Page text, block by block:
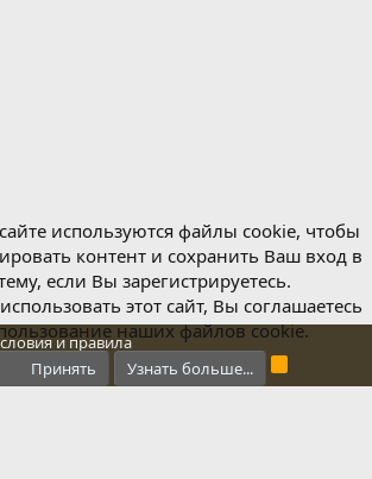
и правила
Справка Главная
R
используются файлы cookie, чтобы
контент и сохранить Ваш вход в
если Вы зарегистрируетесь.
этот сайт, Вы соглашаетесь
наших файлов cookie.
Принять Узнать больше...